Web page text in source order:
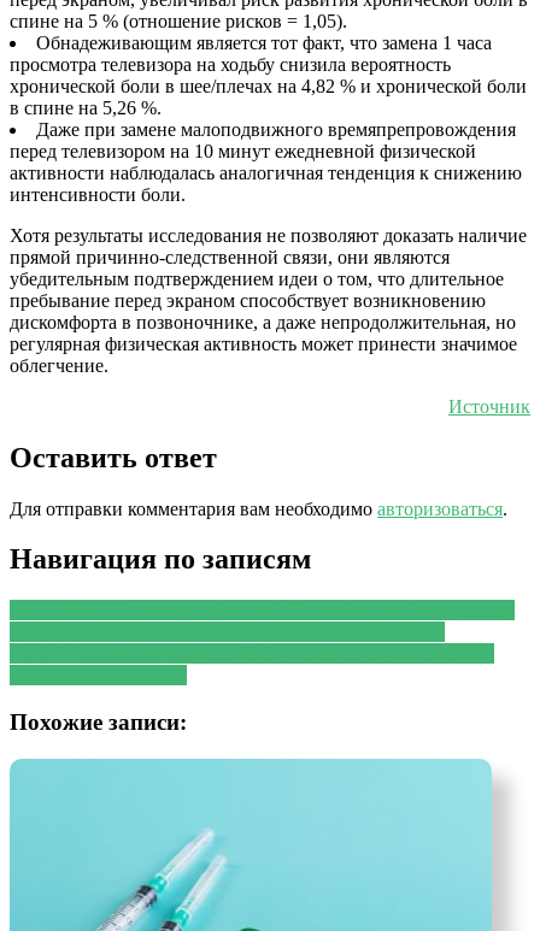
спине на 5 % (отношение рисков = 1,05).
Обнадеживающим является тот факт, что замена 1 часа
просмотра телевизора на ходьбу снизила вероятность
хронической боли в шее/плечах на 4,82 % и хронической боли
в спине на 5,26 %.
Даже при замене малоподвижного времяпрепровождения
перед телевизором на 10 минут ежедневной физической
активности наблюдалась аналогичная тенденция к снижению
интенсивности боли.
Хотя результаты исследования не позволяют доказать наличие
прямой причинно-следственной связи, они являются
убедительным подтверждением идеи о том, что длительное
пребывание перед экраном способствует возникновению
дискомфорта в позвоночнике, а даже непродолжительная, но
регулярная физическая активность может принести значимое
облегчение.
Источник
Оставить ответ
Для отправки комментария вам необходимо авторизоваться.
Навигация по записям
Похожие записи: